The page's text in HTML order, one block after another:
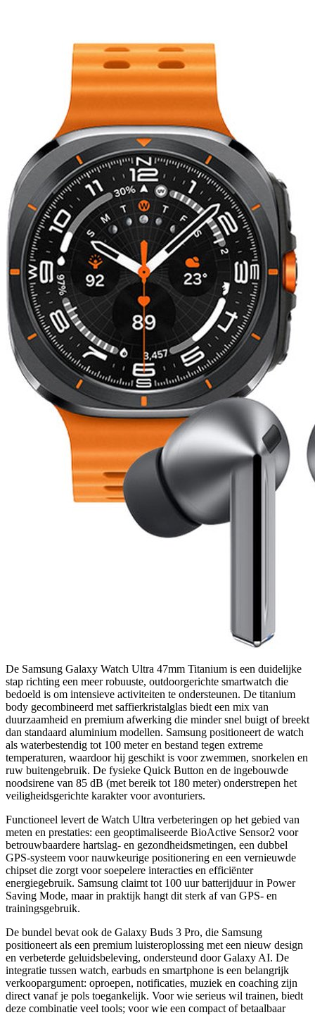
De Samsung Galaxy Watch Ultra 47mm Titanium is een duidelijke
stap richting een meer robuuste, outdoorgerichte smartwatch die
bedoeld is om intensieve activiteiten te ondersteunen. De titanium
body gecombineerd met saffierkristalglas biedt een mix van
duurzaamheid en premium afwerking die minder snel buigt of breekt
dan standaard aluminium modellen. Samsung positioneert de watch
als waterbestendig tot 100 meter en bestand tegen extreme
temperaturen, waardoor hij geschikt is voor zwemmen, snorkelen en
ruw buitengebruik. De fysieke Quick Button en de ingebouwde
noodsirene van 85 dB (met bereik tot 180 meter) onderstrepen het
veiligheidsgerichte karakter voor avonturiers.
Functioneel levert de Watch Ultra verbeteringen op het gebied van
meten en prestaties: een geoptimaliseerde BioActive Sensor2 voor
betrouwbaardere hartslag- en gezondheidsmetingen, een dubbel
GPS-systeem voor nauwkeurige positionering en een vernieuwde
chipset die zorgt voor soepelere interacties en efficiënter
energiegebruik. Samsung claimt tot 100 uur batterijduur in Power
Saving Mode, maar in praktijk hangt dit sterk af van GPS- en
trainingsgebruik.
De bundel bevat ook de Galaxy Buds 3 Pro, die Samsung
positioneert als een premium luisteroplossing met een nieuw design
en verbeterde geluidsbeleving, ondersteund door Galaxy AI. De
integratie tussen watch, earbuds en smartphone is een belangrijk
verkoopargument: oproepen, notificaties, muziek en coaching zijn
direct vanaf je pols toegankelijk. Voor wie serieus wil trainen, biedt
deze combinatie veel tools; voor wie een compact of betaalbaar